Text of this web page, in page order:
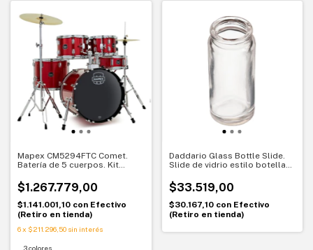
Mapex CM5294FTC Comet.
Batería de 5 cuerpos. Kit
$1.267.779,00
$1.141.001,10 con Efectivo
(Retiro en tienda)
6x $211.296,50 sin interés
3 colores
Daddario Glass Bottle Slide.
Slide de vidrio estilo botella
expresivo
$33.519,00
$30.167,10 con Efectivo
(Retiro en tienda)